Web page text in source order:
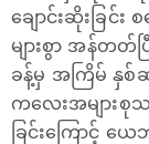
ချောင်းဆိုးခြ
များစွာ အန်တတ်ပ
ခန့်မှ အကြိမ် နှ
ကလေးအများစု
ခြင်းကြောင့် ယ